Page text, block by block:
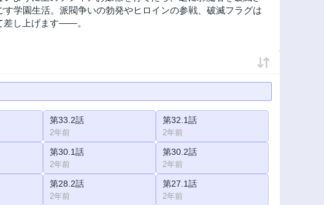
学園生活。派閥争いの勃発やヒロインの参戦、破滅フラグは
差し上げます――。
第33.2話
2年前
第32.1話
2年前
第30.1話
2年前
第30.2話
2年前
第28.2話
2年前
第27.1話
2年前